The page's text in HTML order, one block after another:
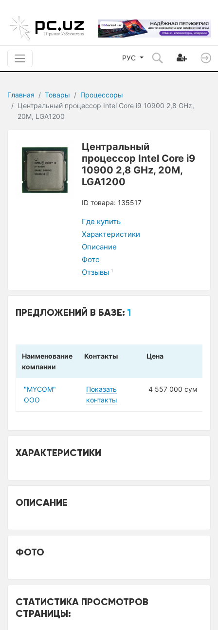
РУС
Главная Товары
Процессоры
Центральный процессор Intel Core i9 10900 2,8 GHz,
20M, LGA1200
Центральный
процессор Intel Core i9
10900 2,8 GHz, 20M,
LGA1200
ID товара: 135517
Где купить
Характеристики
Описание
Фото
Отзывы 1
ПРЕДЛОЖЕНИЙ В БАЗЕ:1
Наименование
компании
Контакты Цена
"MYCOM"
ООО
Показать
контакты
4 557 000 сум
ХАРАКТЕРИСТИКИ
ОПИСАНИЕ
ФОТО
СТАТИСТИКА ПРОСМОТРОВ
СТРАНИЦЫ: